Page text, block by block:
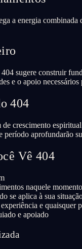
a energia
sugere construir
e o apoio necessários
404
crescimento
período aprofundarão
Vê 404
naquele momento
se aplica à sua
e quaisquer
e apoiado